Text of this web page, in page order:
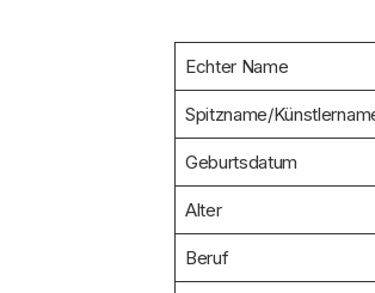
Echter Name
Spitzname/
Geburtsdatum
Alter
Beruf